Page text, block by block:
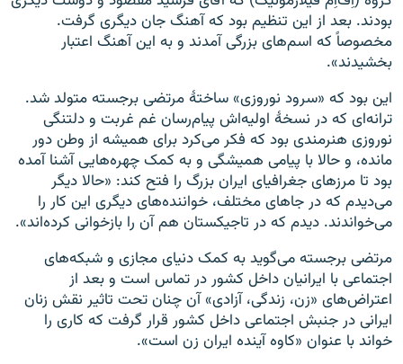
بودند. بعد از این تنظیم بود که آهنگ جان دیگری گرفت.
مخصوصاً که اسم‌های بزرگی آمدند و به این آهنگ اعتبار
بخشیدند».
این بود که «سرود نوروزی» ساختهٔ مرتضی برجسته متولد شد.
ترانه‌ای که در نسخهٔ اولیه‌اش پیام‌رسان غم غربت و دلتنگی
نوروزی هنرمندی بود که فکر می‌کرد برای همیشه از وطن دور
مانده، و حالا با پیامی همیشگی و به کمک چهره‌هایی آشنا آمده
بود تا مرزهای جغرافیای ایران بزرگ را فتح کند: «حالا دیگر
می‌دیدم که در جاهای مختلف، خواننده‌های دیگری این کار را
می‌خواندند. دیدم که در تاجیکستان هم آن را بازخوانی کرده‌اند».
مرتضی برجسته می‌گوید به کمک دنیای مجازی و شبکه‌های
اجتماعی با ایرانیان داخل کشور در تماس است و بعد از
اعتراض‌های «زن، زندگی، آزادی» آن چنان تحت تاثیر نقش زنان
ایرانی در جنبش اجتماعی داخل کشور قرار گرفت که کاری را
خواند با عنوان «کاوه آینده ایران زن است».